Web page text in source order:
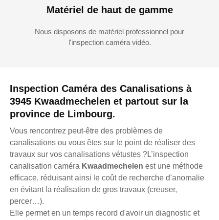
Inspection Caméra des Canalisations à
3945 Kwaadmechelen et partout sur la
province de Limbourg.
Vous rencontrez peut-être des problèmes de
canalisations ou vous êtes sur le point de réaliser des
travaux sur vos canalisations vétustes ?L’inspection
canalisation caméra Kwaadmechelen est une méthode
efficace, réduisant ainsi le coût de recherche d’anomalie
en évitant la réalisation de gros travaux (creuser,
percer…).
Elle permet en un temps record d'avoir un diagnostic et
Matériel de haut de gamme
Nous disposons de matériel professionnel pour
l'inspection caméra vidéo.